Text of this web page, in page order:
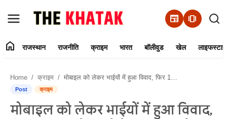
newspaper amp_stories
Contact Us
राजस्थान
home राजस्थान राजनीति क्राइम भारत बॉलीवुड खेल
Home क्राइम मोबाइल को लेकर भाईयों में हुआ विवाद, फिर 13 साल के बच्चे ने उठा लिया ऐसा कदम कि परिवार में छा गया मातम
Post क्राइम
मोबाइल को लेकर भाईयों में हुआ विवाद,